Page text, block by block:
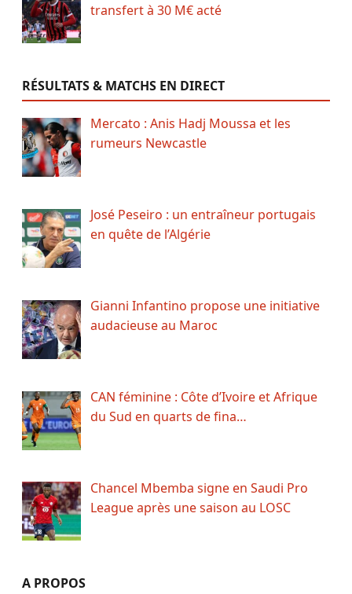
transfert à 30 M€ acté
RÉSULTATS & MATCHS EN DIRECT
Mercato : Anis Hadj Moussa et les
rumeurs Newcastle
José Peseiro : un entraîneur portugais
en quête de l’Algérie
Gianni Infantino propose une initiative
audacieuse au Maroc
CAN féminine : Côte d’Ivoire et Afrique
du Sud en quarts de fina…
Chancel Mbemba signe en Saudi Pro
League après une saison au LOSC
A PROPOS